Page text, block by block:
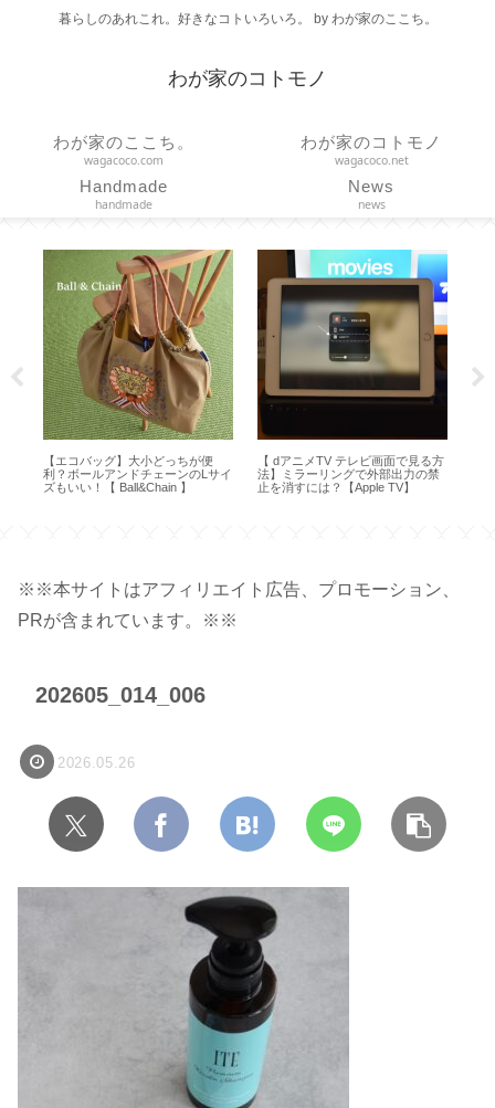
暮らしのあれこれ。好きなコトいろいろ。 by わが家のここち。
わが家のコトモノ
わが家のここち。
wagacoco.com
わが家のコトモノ
wagacoco.net
Handmade
handmade
News
news
バッグ】大小どっちが便
ールアンドチェーンのLサイ
い！【 Ball&Chain 】
【 dアニメTV テレビ画面で見る方
法】ミラーリングで外部出力の禁
止を消すには？【Apple TV】
100均◇手軽で
ープカッター2
ット付き／クリ
※※本サイトはアフィリエイト広告、プロモーション、
PRが含まれています。※※
202605_014_006
2026.05.26